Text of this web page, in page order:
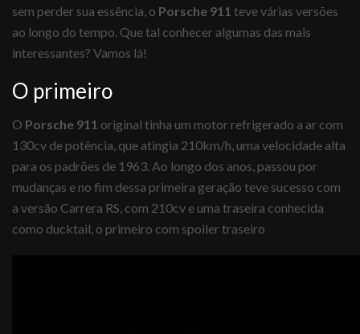
sem perder sua essência, o Porsche 911 teve várias versões
ao longo do tempo. Que tal conhecer algumas das mais
interessantes? Vamos lá!
O primeiro
O Porsche 911 original tinha um motor refrigerado a ar com
130cv de potência, que atingia 210km/h, uma velocidade alta
para os padrões de 1963. Ao longo dos anos, passou por
mudanças e no fim dessa primeira geração teve sucesso com
a versão Carrera RS, com 210cv e uma traseira conhecida
como ducktail, o primeiro com spoiler traseiro